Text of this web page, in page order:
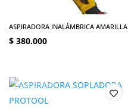
ASPIRADORA INALÁMBRICA AMARILLA
$ 380.000